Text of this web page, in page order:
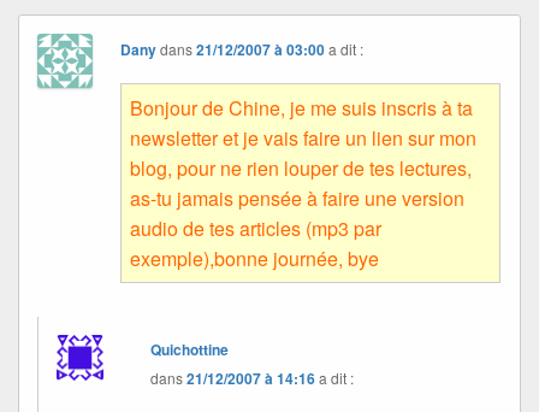
Danydans21/12/2007 à 03:00 a dit :
Bonjour de Chine, je me suis inscris à ta
newsletter et je vais faire un lien sur mon
blog, pour ne rien louper de tes lectures,
as-tu jamais pensée à faire une version
audio de tes articles (mp3 par
exemple),bonne journée, bye
Quichottine
dans21/12/2007 à 14:16a dit :